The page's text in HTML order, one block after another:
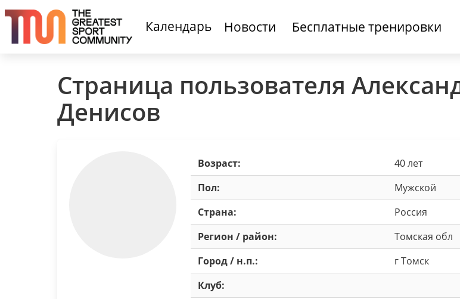
Календарь Новости Бесплатные тренировки
Страница пользователя
Денисов
Возраст:
40 лет
Пол:
Мужской
Страна:
Россия
Регион / район:
Томская обл
Город / н.п.:
г Томск
Клуб: